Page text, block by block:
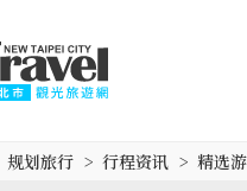
规划旅行 行程资讯 精选